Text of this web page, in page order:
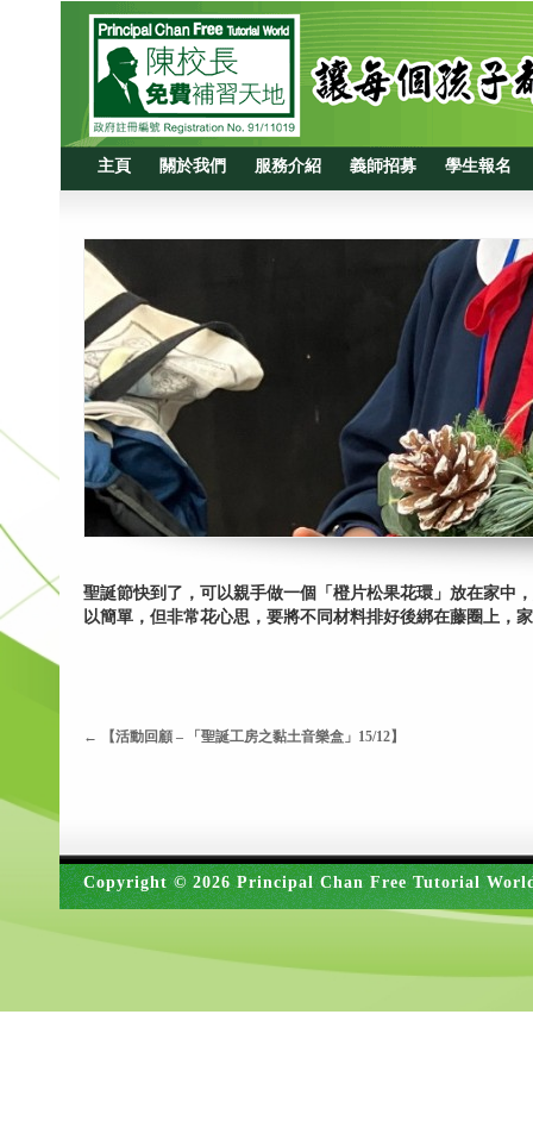
主頁 關於我們 服務介紹 義師招募 學生報名
聖誕節快到了，可以親手做一個「橙片松果花環」放在家中
以簡單，但非常花心思，要將不同材料排好後綁在藤圈上，
← 【活動回顧 – 「聖誕工房之黏土音樂盒」15/12】
Copyright © 2026 Principal Chan Free Tutorial